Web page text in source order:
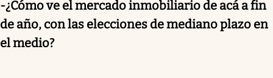
-¿Cómo ve el mercado inmobiliario de acá a fin
de año, con las elecciones de mediano plazo en
el medio?